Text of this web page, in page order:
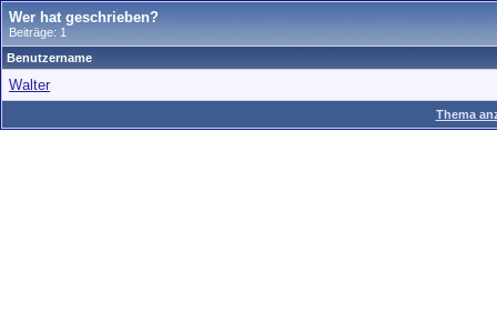
Wer hat geschrieben?
Beiträge: 1
Benutzername
Walter
Thema